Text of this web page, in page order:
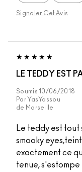
Signaler Cet Avis
LE TEDDY EST
Soumis10/06/2018
Par YasYassou
de Marseille
Le teddy est
smooky
exactement ce
tenue,